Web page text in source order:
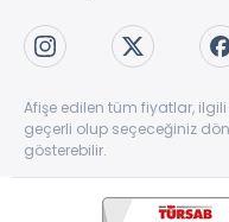
Afişe edilen tüm fiyatlar,
geçerli olup seçeceğiniz
gösterebilir.